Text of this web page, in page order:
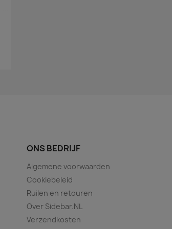
ONS BEDRIJF
Algemene voorwaarden
Cookiebeleid
Ruilen en retouren
Over Sidebar.NL
Verzendkosten